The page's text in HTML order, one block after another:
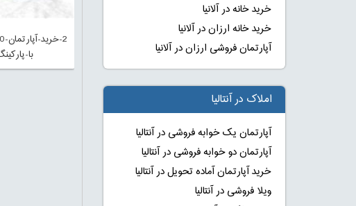
با-
خرید خانه در آلانیا
خرید خانه ارزان در آلانیا
آپارتمان فروشی ارزان در آلانیا
املاک در آنتالیا
آپارتمان یک خوابه فروشی در آنتالیا
آپارتمان دو خوابه فروشی در آنتالیا
خرید آپارتمان آماده تحویل در آنتالیا
ویلا فروشی در آنتالیا